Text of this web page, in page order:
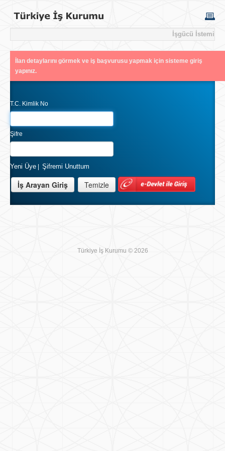
İşgücü İstemi
İlan detaylarını görmek ve iş başvurusu yapmak için sisteme giriş
yapınız.
T.C. Kimlik No
Şifre
Yeni Üye Şifremi Unuttum
Türkiye İş Kurumu © 2026